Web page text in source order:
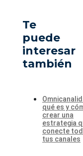
Te
puede
interesar
también
qué es y
crear una
estrategia
conecte
tus canales